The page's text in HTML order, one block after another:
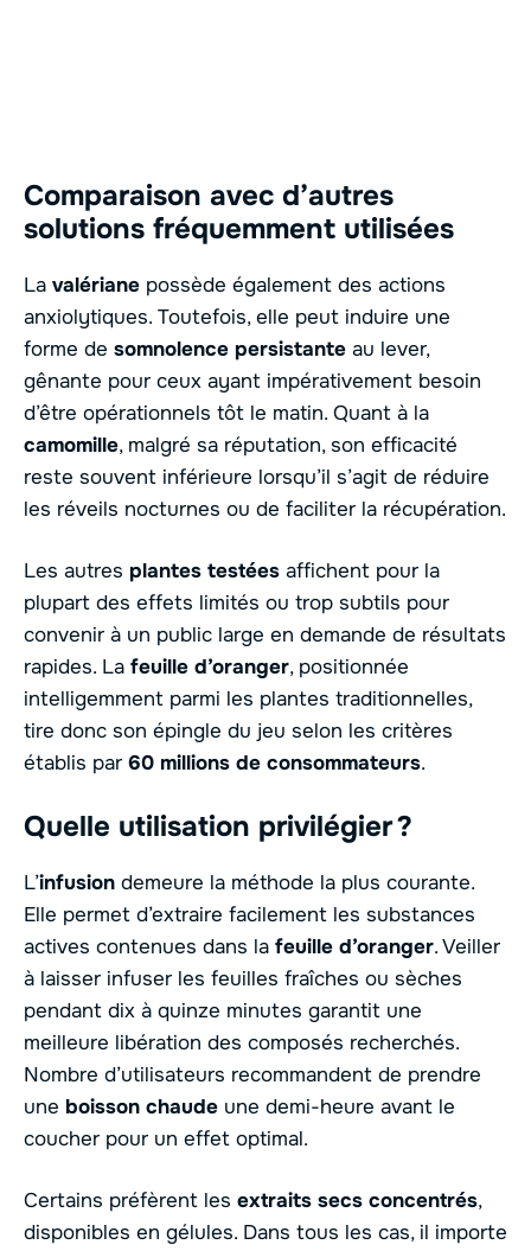
Comparaison avec d’autres
solutions fréquemment utilisées
La valériane possède également des actions
anxiolytiques. Toutefois, elle peut induire une
forme de somnolence persistante au lever,
gênante pour ceux ayant impérativement besoin
d’être opérationnels tôt le matin. Quant à la
camomille, malgré sa réputation, son efficacité
reste souvent inférieure lorsqu’il s’agit de réduire
les réveils nocturnes ou de faciliter la récupération.
Les autres plantes testées affichent pour la
plupart des effets limités ou trop subtils pour
convenir à un public large en demande de résultats
rapides. La feuille d’oranger, positionnée
intelligemment parmi les plantes traditionnelles,
tire donc son épingle du jeu selon les critères
établis par 60 millions de consommateurs.
Quelle utilisation privilégier ?
L’infusion demeure la méthode la plus courante.
Elle permet d’extraire facilement les substances
actives contenues dans la feuille d’oranger. Veiller
à laisser infuser les feuilles fraîches ou sèches
pendant dix à quinze minutes garantit une
meilleure libération des composés recherchés.
Nombre d’utilisateurs recommandent de prendre
une boisson chaude une demi-heure avant le
coucher pour un effet optimal.
Certains préfèrent les extraits secs concentrés,
disponibles en gélules. Dans tous les cas, il importe